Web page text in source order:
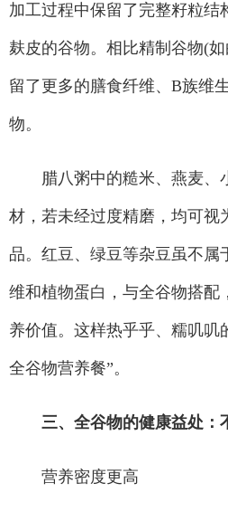
加工过程中保留了完整籽粒结
麸皮的谷物。相比精制谷物(
留了更多的膳食纤维、B族维
物。
腊八粥中的糙米、燕麦、
材，若未经过度精磨，均可视
品。红豆、绿豆等杂豆虽不属
维和植物蛋白，与全谷物搭配
养价值。这样热乎乎、糯叽叽
全谷物营养餐”。
三、全谷物的健康益处：
营养密度更高